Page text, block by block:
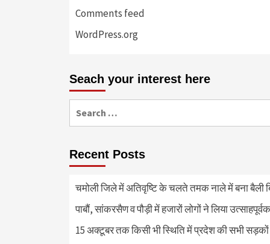
Comments feed
WordPress.org
Seach your interest here
Recent Posts
चमोली जिले में अतिवृष्टि के चलते तमक नाले में बना बैली
पाबौं, सांकरसैण व पौड़ी में हजारों लोगों ने लिया
15 अक्टूबर तक किसी भी स्थिति में प्रदेश की सभी